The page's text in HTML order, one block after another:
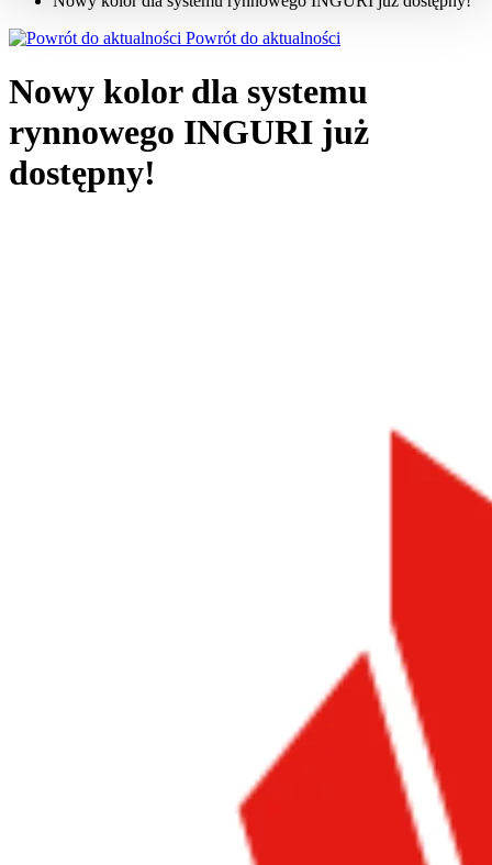
Powrót do aktualności
Nowy kolor dla systemu
rynnowego INGURI już
dostępny!